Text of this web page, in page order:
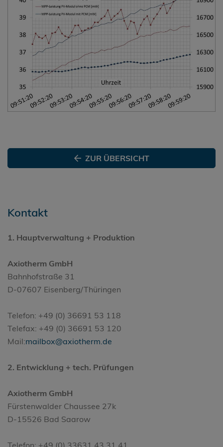
ZUR ÜBERSICHT
Kontakt
1. Hauptverwaltung + Produktion
Axiotherm GmbH
Bahnhofstraße 31
D-07607 Eisenberg/Thüringen
Telefon: +49 (0) 36691 53 118
Telefax: +49 (0) 36691 53 120
Mail:mailbox@axiotherm.de
2. Entwicklung + tech. Prüfungen
Axiotherm GmbH
Fürstenwalder Chaussee 27k
D-15526 Bad Saarow
Telefon: +49 (0) 33631 43 31 41